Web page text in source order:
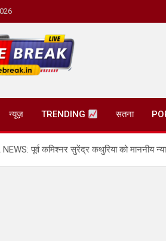
न्यूज़ TRENDING सतना
पूर्व कमिश्नर सुरेंद्र कथुरिया को माननीय